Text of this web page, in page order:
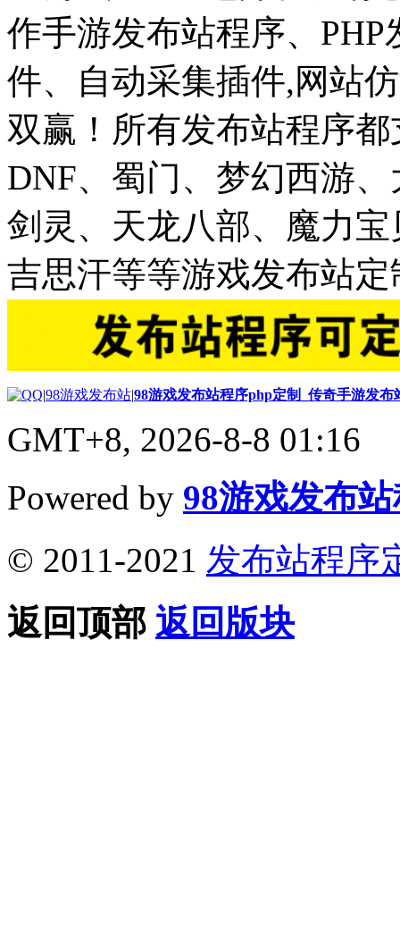
作手游发布站程序、
件、自动采集插件,网站
双赢！所有发布站程序
DNF、蜀门、梦幻西游
剑灵、天龙八部、魔力
吉思汗等等游戏发布站定
|98游戏发布站|98游戏发布站程序php定制_传奇手游发
GMT+8, 2026-8-8 01:16
Powered by 98游戏发布
© 2011-2021 发布站程序
返回顶部 返回版块